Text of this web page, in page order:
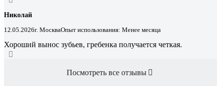
Николай
12.05.2026г. МоскваОпыт использования: Менее месяца
Хороший вынос зубьев, гребенка получается четкая.
Посмотреть все отзывы